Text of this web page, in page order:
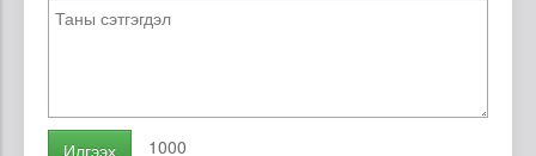
Илгээх 1000